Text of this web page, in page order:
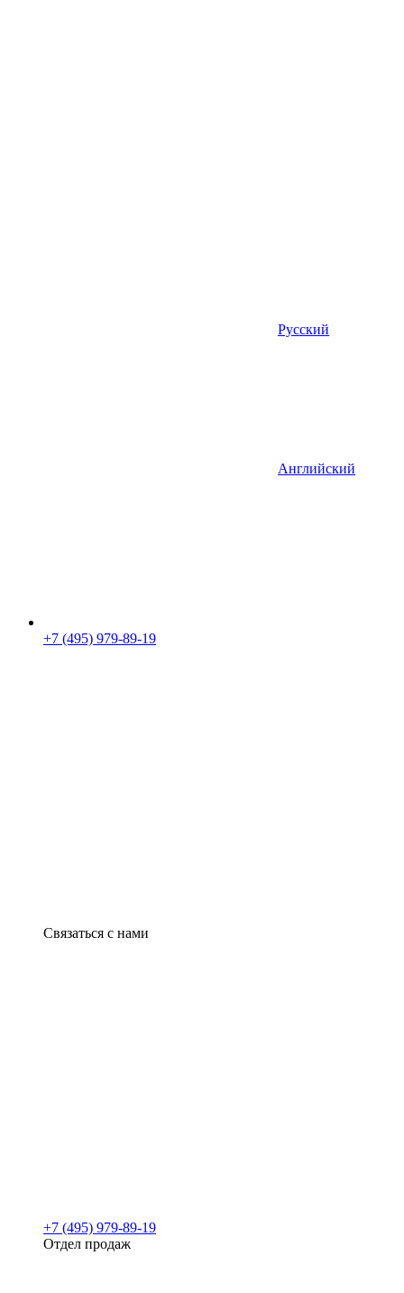
Русский
Английский
+7 (495) 979-89-19
Связаться с нами
+7 (495) 979-89-19
Отдел продаж